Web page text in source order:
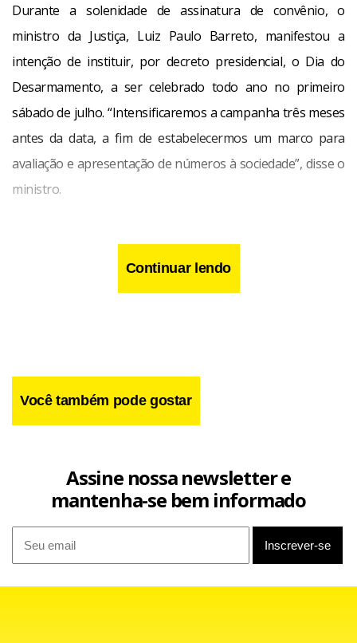
Durante a solenidade de assinatura de convênio, o
ministro da Justiça, Luiz Paulo Barreto, manifestou a
intenção de instituir, por decreto presidencial, o Dia do
Desarmamento, a ser celebrado todo ano no primeiro
sábado de julho. “Intensificaremos a campanha três meses
antes da data, a fim de estabelecermos um marco para
avaliação e apresentação de números à sociedade”, disse o
ministro.
“Nossa expectativa é de que a nova campanha reduza em
Continuar lendo
Você também pode gostar
Assine nossa newsletter e
mantenha-se bem informado